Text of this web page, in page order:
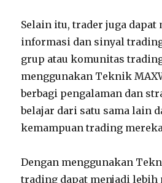
Selain itu, trader juga dapat
informasi dan sinyal
grup atau komunitas
menggunakan Teknik
berbagi pengalaman dan
belajar dari satu sama lain
kemampuan trading
Dengan menggunakan
trading dapat menjadi lebih